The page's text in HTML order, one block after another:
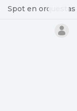
Spot en orquestas